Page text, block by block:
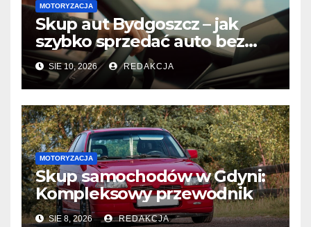
MOTORYZACJA
Skup aut Bydgoszcz – jak
szybko sprzedać auto bez
względu na stan?
SIE 10, 2026 REDAKCJA
MOTORYZACJA
Skup samochodów w Gdyni:
Kompleksowy przewodnik
SIE 8, 2026 REDAKCJA